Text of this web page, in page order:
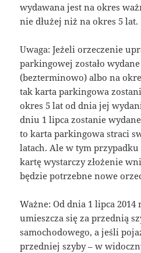
wydawana jest na okres
nie dłużej niż na okres 5 lat.
Uwaga: Jeżeli orzeczenie
parkingowej zostało
(bezterminowo) albo na
tak karta parkingowa
okres 5 lat od dnia jej
dniu 1 lipca zostanie
to karta parkingowa straci
latach. Ale w tym
kartę wystarczy złożenie
będzie potrzebne nowe
Ważne: Od dnia 1 lipca
umieszcza się za przednią
samochodowego, a jeśli
przedniej szyby – w